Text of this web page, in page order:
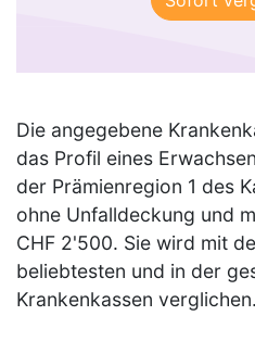
Die angegebene
das Profil eines
der Prämienregion 1 des
ohne Unfalldeckung und
CHF 2'500. Sie wird mit
beliebtesten und in der
Krankenkassen verglichen.